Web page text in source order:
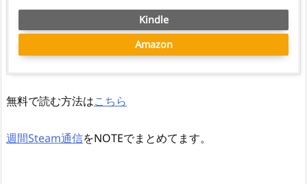
Kindle
Amazon
無料で読む方法はこちら
週間Steam通信をNOTEでまとめてます。